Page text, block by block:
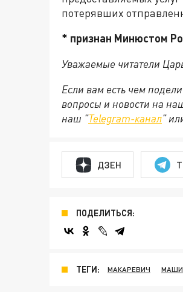
потерявших
* признан Минюстом
Уважаемые читатели
Если вам есть чем
вопросы и новости на
наш "Telegram-канал"
ДЗЕН
ПОДЕЛИТЬСЯ:
ТЕГИ: МАКАРЕВИЧ